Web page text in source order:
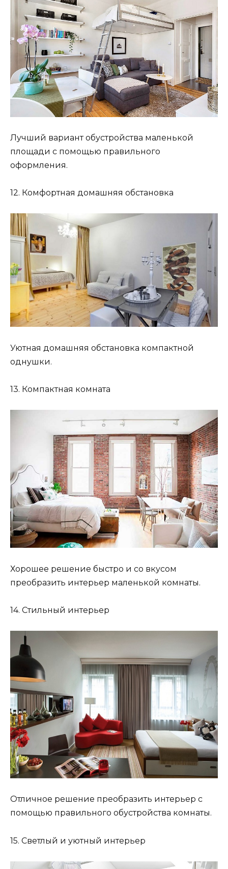
Лучший вариант обустройства маленькой
площади с помощью правильного
оформления.
12. Комфортная домашняя обстановка
Уютная домашняя обстановка компактной
однушки.
13. Компактная комната
Хорошее решение быстро и со вкусом
преобразить интерьер маленькой комнаты.
14. Стильный интерьер
Отличное решение преобразить интерьер с
помощью правильного обустройства комнаты.
15. Светлый и уютный интерьер